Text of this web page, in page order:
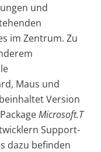
und
im Zentrum. Zu
Maus und
Version
Microsoft.T
Support-
dazu befinden